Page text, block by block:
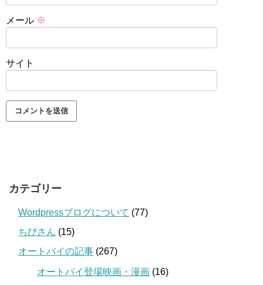
メール ※
サイト
カテゴリー
Wordpressブログについて (77)
ちびさん (15)
オートバイの記事 (267)
オートバイ登場映画・漫画 (16)